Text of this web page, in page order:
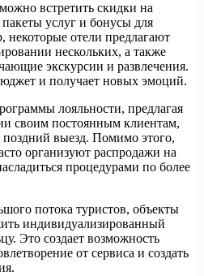
встретить скидки на
услуг и бонусы для
отели предлагают
нескольких, а также
экскурсии и развлечения.
и получает новых эмоций.
лояльности, предлагая
своим постоянным клиентам,
поздний выезд. Помимо этого,
организуют распродажи на
процедурами по более
потока туристов, объекты
индивидуализированный
Это создает возможность
от сервиса и создать